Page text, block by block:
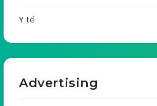
Y tế
Advertising